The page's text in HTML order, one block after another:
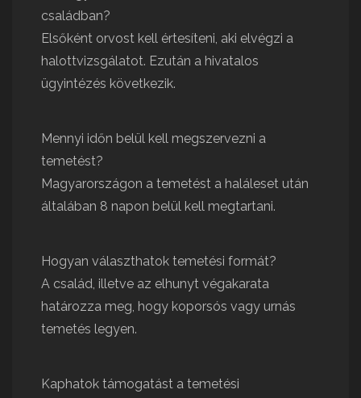
családban?
Elsőként orvost kell értesíteni, aki elvégzi a
halottvizsgálatot. Ezután a hivatalos
ügyintézés következik.
Mennyi időn belül kell megszervezni a
temetést?
Magyarországon a temetést a haláleset után
általában 8 napon belül kell megtartani.
Hogyan választhatok temetési formát?
A család, illetve az elhunyt végakarata
határozza meg, hogy koporsós vagy urnás
temetés legyen.
Kaphatok támogatást a temetési